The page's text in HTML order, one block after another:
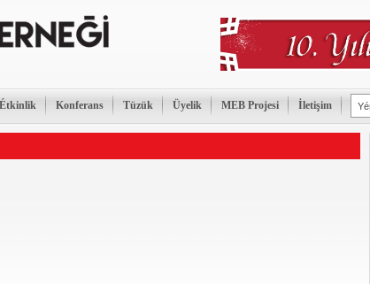
Étkinlik Konferans Tüzük Üyelik MEB Projesi İletişim